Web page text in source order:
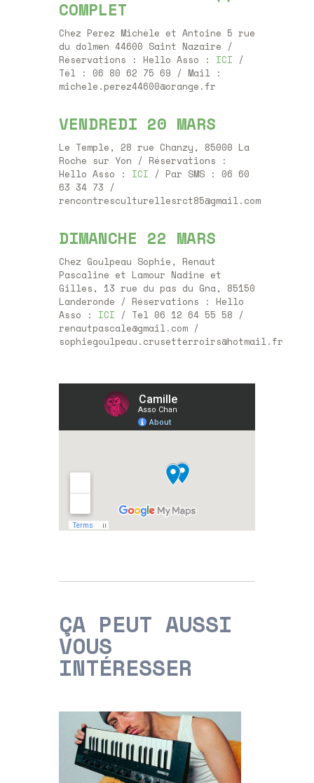
COMPLET
Chez Perez Michèle et Antoine 5 rue
du dolmen 44600 Saint Nazaire /
Réservations : Hello Asso : ICI /
Tél : 06 80 62 75 69 / Mail :
michele.perez44600@orange.fr
VENDREDI 20 MARS
Le Temple, 28 rue Chanzy, 85000 La
Roche sur Yon / Réservations :
Hello Asso : ICI / Par SMS : 06 60
63 34 73 /
rencontresculturellesrct85@gmail.com
DIMANCHE 22 MARS
Chez Goulpeau Sophie, Renaut
Pascaline et Lamour Nadine et
Gilles, 13 rue du pas du Gna, 85150
Landeronde / Réservations : Hello
Asso : ICI / Tel 06 12 64 55 58 /
renautpascale@gmail.com /
sophiegoulpeau.crusetterroirs@hotmail.fr
ÇA PEUT AUSSI
VOUS
INTÉRESSER